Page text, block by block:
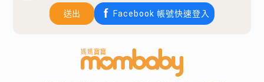
送出 Facebook 帳號快速登入